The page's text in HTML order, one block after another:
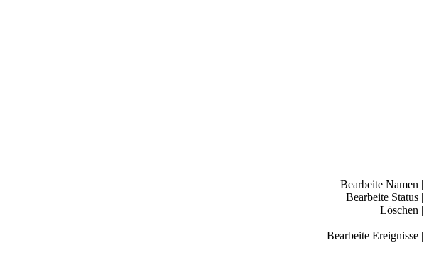
Bearbeite Namen |
Bearbeite Status |
Löschen |
Bearbeite Ereignisse |